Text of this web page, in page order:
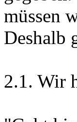
müssen
Deshalb
2.1. Wir